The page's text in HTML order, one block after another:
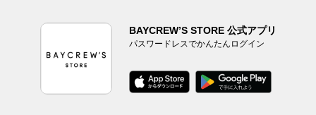
BAYCREW’S STORE 公式アプリ
パスワードレスでかんたんログイン